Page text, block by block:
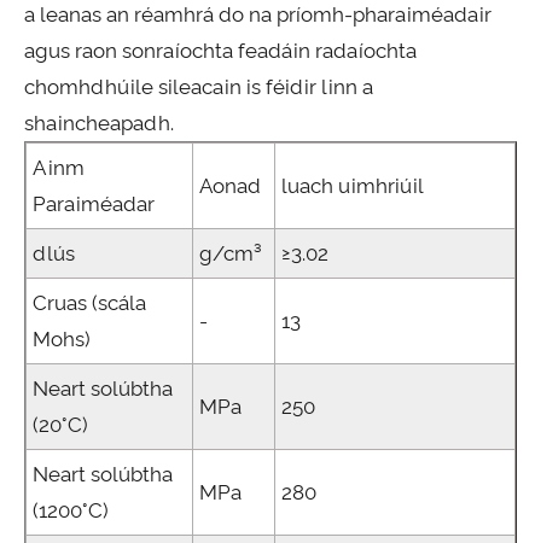
a leanas an réamhrá do na príomh-pharaiméadair
agus raon sonraíochta feadáin radaíochta
chomhdhúile sileacain is féidir linn a
shaincheapadh.
Ainm
Paraiméadar
Aonad luach uimhriúil
dlús g/cm³ ≥3.02
Cruas (scála
Mohs)
- 13
Neart solúbtha
(20°C)
MPa 250
Neart solúbtha
(1200°C)
MPa 280